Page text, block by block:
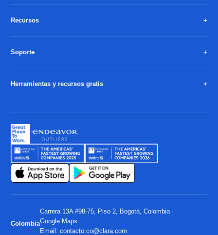
Recursos
Soporte
Herramientas y recursos gratis
Colombia
Carrera 13A #98-75, Piso 2, Bogotá, Colombia ·
Google Maps
Email:contacto.co@clara.com